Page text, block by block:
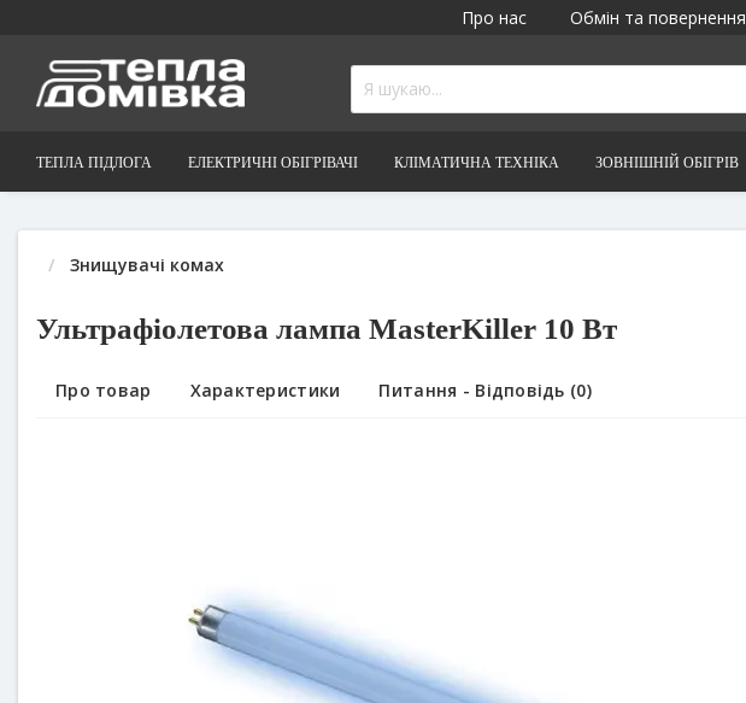
Про нас Обмін та повернення
ТЕПЛА ПІДЛОГА ЕЛЕКТРИЧНІ ОБІГРІВАЧІ КЛІМАТИЧНА ТЕХНІКА ЗОВНІШНІЙ ОБІГРІВ
Знищувачі комах
Ультрафіолетова лампа MasterKiller 10 Вт
Про товар Характеристики Питання - Відповідь (0)